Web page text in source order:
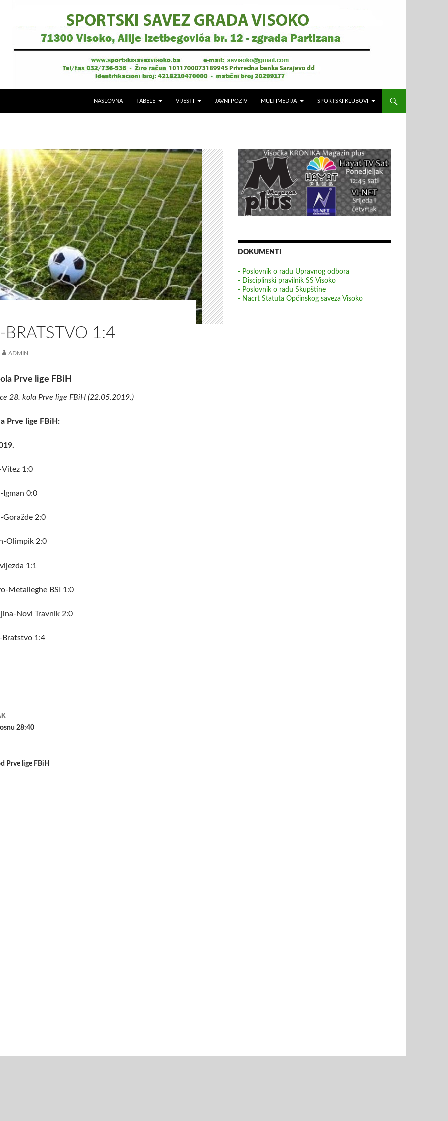
NASLOVNA TABELE VIJESTI JAVNI POZIV MULTIMEDIJA SPORTSKI KLUBOVI
BRATSTVO 1:4
ADMIN
Prve lige FBiH
28. kola Prve lige FBiH (22.05.2019.)
Prve lige FBiH:
Vitez 1:0
Igman 0:0
Goražde 2:0
Olimpik 2:0
1:1
Metalleghe BSI 1:0
Novi Travnik 2:0
Bratstvo 1:4
28:40
Prve lige FBiH
DOKUMENTI
- Poslovnik o radu Upravnog odbora
- Disciplinski pravilnik SS Visoko
- Poslovnik o radu Skupštine
- Nacrt Statuta Općinskog saveza Visoko